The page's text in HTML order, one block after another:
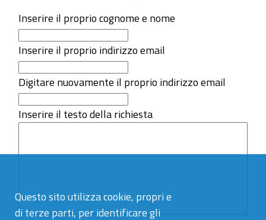
Questo sito utilizza cookie, propri e
di terze parti, per identificare gli
Inserire il proprio cognome e nome
Inserire il proprio indirizzo email
Digitare nuovamente il proprio indirizzo email
Inserire il testo della richiesta